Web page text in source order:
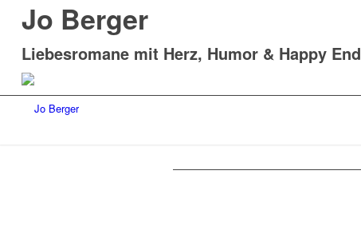
Jo Berger
Liebesromane mit Herz, Humor & Happy End